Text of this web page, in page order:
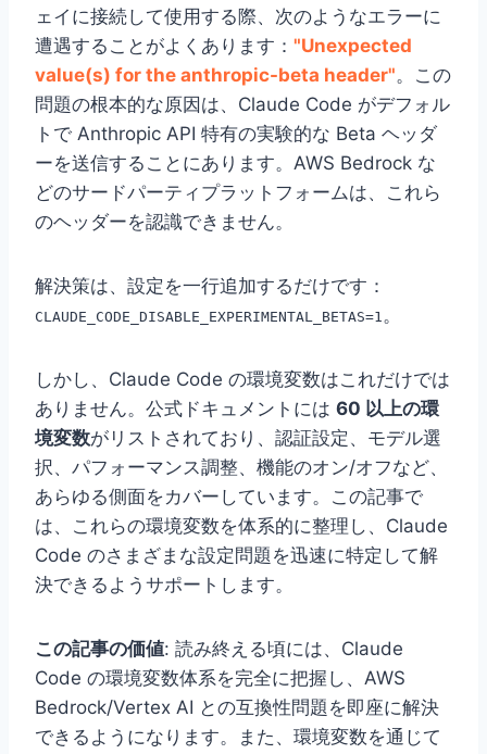
ェイに接続して使用する際、次のようなエラーに
遭遇することがよくあります： "Unexpected
value(s) for the anthropic-beta header"。この
問題の根本的な原因は、Claude Code がデフォル
トで Anthropic API 特有の実験的な Beta ヘッダ
ーを送信することにあります。AWS Bedrock な
どのサードパーティプラットフォームは、これら
のヘッダーを認識できません。
解決策は、設定を一行追加するだけです：
CLAUDE_CODE_DISABLE_EXPERIMENTAL_BETAS=1。
しかし、Claude Code の環境変数はこれだけでは
ありません。公式ドキュメントには 60 以上の環
境変数がリストされており、認証設定、モデル選
択、パフォーマンス調整、機能のオン/オフなど、
あらゆる側面をカバーしています。この記事で
は、これらの環境変数を体系的に整理し、Claude
Code のさまざまな設定問題を迅速に特定して解
決できるようサポートします。
この記事の価値: 読み終える頃には、Claude
Code の環境変数体系を完全に把握し、AWS
Bedrock/Vertex AI との互換性問題を即座に解決
できるようになります。また、環境変数を通じて